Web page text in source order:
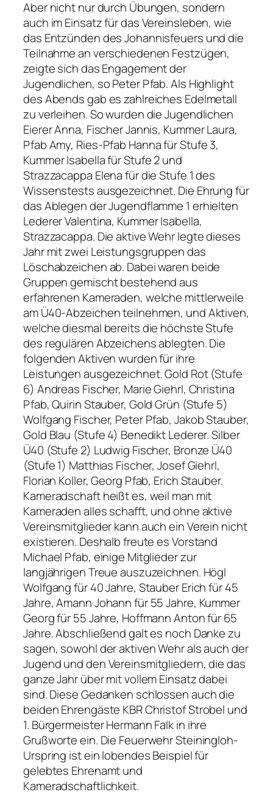
Aber nicht nur durch Übungen, sondern
auch im Einsatz für das Vereinsleben, wie
das Entzünden des Johannisfeuers und die
Teilnahme an verschiedenen Festzügen,
zeigte sich das Engagement der
Jugendlichen, so Peter Pfab. Als Highlight
des Abends gab es zahlreiches Edelmetall
zu verleihen. So wurden die Jugendlichen
Eierer Anna, Fischer Jannis, Kummer Laura,
Pfab Amy, Ries-Pfab Hanna für Stufe 3,
Kummer Isabella für Stufe 2 und
Strazzacappa Elena für die Stufe 1 des
Wissenstests ausgezeichnet. Die Ehrung für
das Ablegen der Jugendflamme 1 erhielten
Lederer Valentina, Kummer Isabella,
Strazzacappa. Die aktive Wehr legte dieses
Jahr mit zwei Leistungsgruppen das
Löschabzeichen ab. Dabei waren beide
Gruppen gemischt bestehend aus
erfahrenen Kameraden, welche mittlerweile
am Ü40-Abzeichen teilnehmen, und Aktiven,
welche diesmal bereits die höchste Stufe
des regulären Abzeichens ablegten. Die
folgenden Aktiven wurden für ihre
Leistungen ausgezeichnet. Gold Rot (Stufe
6) Andreas Fischer, Marie Giehrl, Christina
Pfab, Quirin Stauber, Gold Grün (Stufe 5)
Wolfgang Fischer, Peter Pfab, Jakob Stauber,
Gold Blau (Stufe 4) Benedikt Lederer. Silber
Ü40 (Stufe 2) Ludwig Fischer, Bronze Ü40
(Stufe 1) Matthias Fischer, Josef Giehrl,
Florian Koller, Georg Pfab, Erich Stauber.
Kameradschaft heißt es, weil man mit
Kameraden alles schafft, und ohne aktive
Vereinsmitglieder kann auch ein Verein nicht
existieren. Deshalb freute es Vorstand
Michael Pfab, einige Mitglieder zur
langjährigen Treue auszuzeichnen. Högl
Wolfgang für 40 Jahre, Stauber Erich für 45
Jahre, Amann Johann für 55 Jahre, Kummer
Georg für 55 Jahre, Hoffmann Anton für 65
Jahre. Abschließend galt es noch Danke zu
sagen, sowohl der aktiven Wehr als auch der
Jugend und den Vereinsmitgliedern, die das
ganze Jahr über mit vollem Einsatz dabei
sind. Diese Gedanken schlossen auch die
beiden Ehrengäste KBR Christof Strobel und
1. Bürgermeister Hermann Falk in ihre
Grußworte ein. Die Feuerwehr Steiningloh-
Urspring ist ein lobendes Beispiel für
gelebtes Ehrenamt und
Kameradschaftlichkeit.